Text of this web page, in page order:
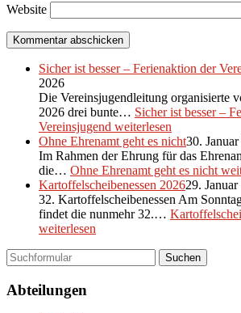
Website
Sicher ist besser – Ferienaktion der
2026
Die Vereinsjugendleitung organisierte
2026 drei bunte… Sicher ist besser –
Vereinsjugend weiterlesen
Ohne Ehrenamt geht es nicht30.
Im Rahmen der Ehrung für das
die… Ohne Ehrenamt geht es nicht
Kartoffelscheibenessen 202629.
32. Kartoffelscheibenessen Am
findet die nunmehr 32.…
weiterlesen
Suchen
Abteilungen